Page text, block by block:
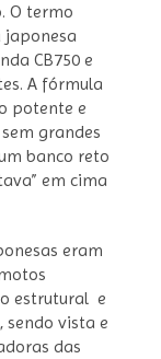
O termo
CB750 e
A fórmula
potente e
grandes
banco reto
em cima
eram
estrutural e
sendo vista e
das